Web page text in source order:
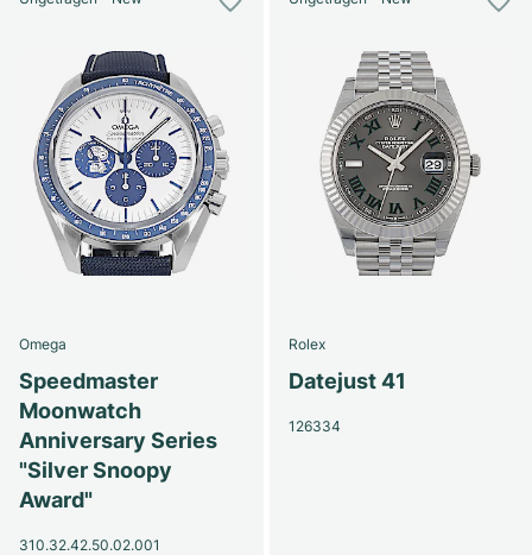
Omega
Speedmaster
Moonwatch
Anniversary Series
"Silver Snoopy
Award"
310.32.42.50.02.001
Rolex
Datejust 41
126334